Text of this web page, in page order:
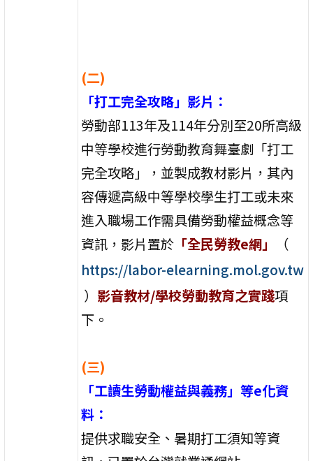
(二)
「打工完全攻略」影片：
勞動部113年及114年分別至20所高級
中等學校進行勞動教育舞臺劇「打工
完全攻略」，並製成教材影片，其內
容傳遞高級中等學校學生打工或未來
進入職場工作需具備勞動權益概念等
資訊，影片置於 「全民勞教e網」
（
https://labor-elearning.mol.gov.tw
） 影音教材/學校勞動教育之實踐項
下。
(三)
「工讀生勞動權益與義務」等e化資
料：
提供求職安全、暑期打工須知等資